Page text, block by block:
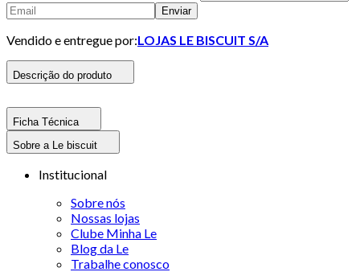
Enviar
Vendido e entregue por:LOJAS LE BISCUIT S/A
Descrição do produto
Ficha Técnica
Sobre a Le biscuit
Institucional
Sobre nós
Nossas lojas
Clube Minha Le
Blog da Le
Trabalhe conosco